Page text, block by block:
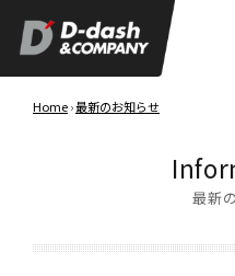
Home›最新のお知らせ
最新